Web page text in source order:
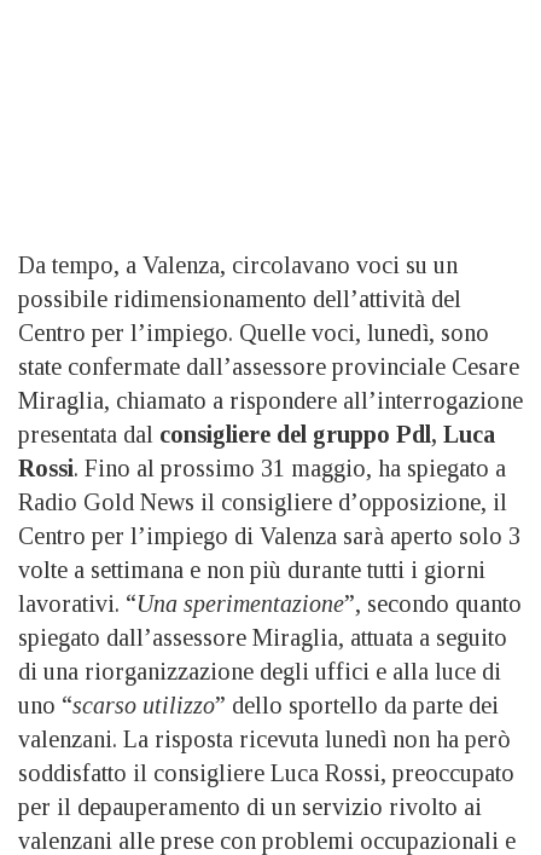
Da tempo, a Valenza, circolavano voci su un
possibile ridimensionamento dell’attività del
Centro per l’impiego. Quelle voci, lunedì, sono
state confermate dall’assessore provinciale Cesare
Miraglia, chiamato a rispondere all’interrogazione
presentata dal consigliere del gruppo Pdl, Luca
Rossi. Fino al prossimo 31 maggio, ha spiegato a
Radio Gold News il consigliere d’opposizione, il
Centro per l’impiego di Valenza sarà aperto solo 3
volte a settimana e non più durante tutti i giorni
lavorativi. “Una sperimentazione”, secondo quanto
spiegato dall’assessore Miraglia, attuata a seguito
di una riorganizzazione degli uffici e alla luce di
uno “scarso utilizzo” dello sportello da parte dei
valenzani. La risposta ricevuta lunedì non ha però
soddisfatto il consigliere Luca Rossi, preoccupato
per il depauperamento di un servizio rivolto ai
valenzani alle prese con problemi occupazionali e